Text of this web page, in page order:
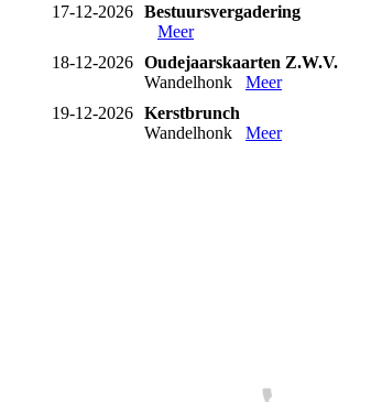
17-12-2026 Bestuursvergadering
Meer
18-12-2026 Oudejaarskaarten Z.W.V.
Wandelhonk Meer
19-12-2026 Kerstbrunch
Wandelhonk Meer